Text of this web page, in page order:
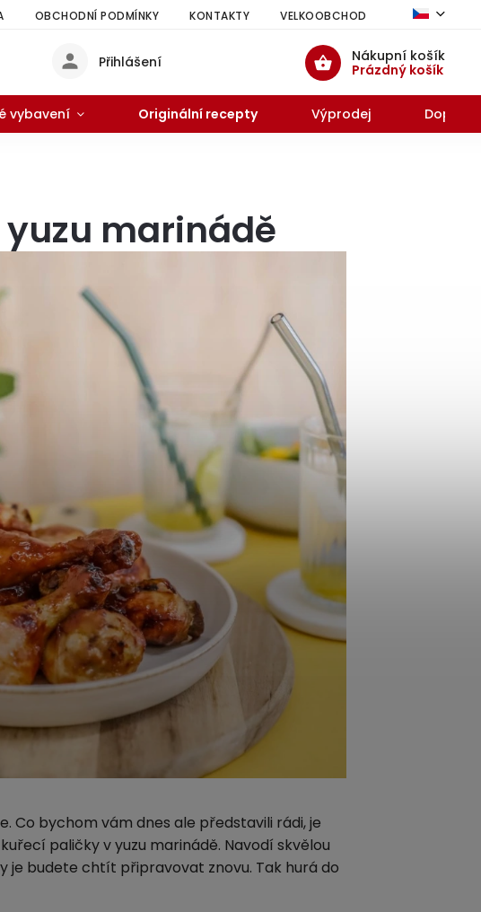
OBCHODNÍ PODMÍNKY KONTAKTY VELKOOBCHOD HODNOCENÍ
Nákupní košík
Prázdný košík
Přihlášení
vybavení Originální recepty Výprodej
marinádě
Co bychom vám dnes ale představili rádi, je
paličky v yuzu marinádě. Navodí skvělou
je budete chtít připravovat znovu. Tak hurá do